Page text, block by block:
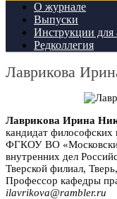
О журнале
Выпуски
Инструкции для
Редколлегия
Лаврикова
Лаврикова Ирина
кандидат философских
ФГКОУ ВО
внутренних дел
Тверской филиал,
Профессор кафедры
ilavrikova@rambler.ru